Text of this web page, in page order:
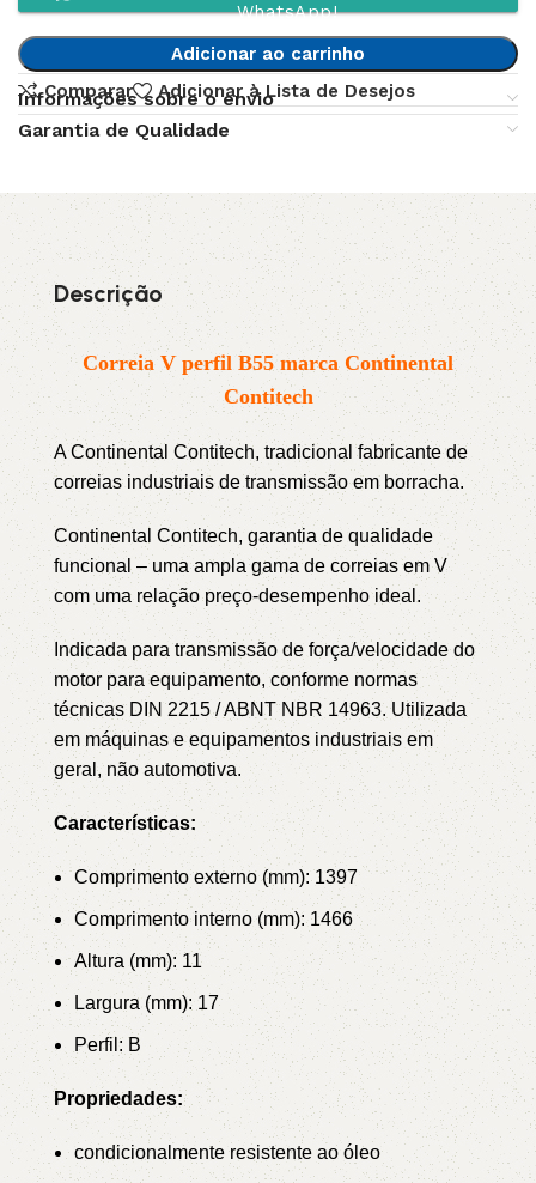
WhatsApp!
Adicionar ao carrinho
Comparar
Adicionar à Lista de Desejos
Informações sobre o envio
Garantia de Qualidade
Descrição
Correia V perfil B55 marca Continental
Contitech
A Continental Contitech, tradicional fabricante de
correias industriais de transmissão em borracha.
Continental Contitech, garantia de qualidade
funcional – uma ampla gama de correias em V
com uma relação preço-desempenho ideal.
Indicada para transmissão de força/velocidade do
motor para equipamento, conforme normas
técnicas DIN 2215 / ABNT NBR 14963.Utilizada
em máquinas e equipamentos industriais em
geral, não automotiva.
Características:
Comprimento externo (mm): 1397
Comprimento interno (mm): 1466
Altura (mm): 11
Largura (mm): 17
Perfil: B
Propriedades:
condicionalmente resistente ao óleo